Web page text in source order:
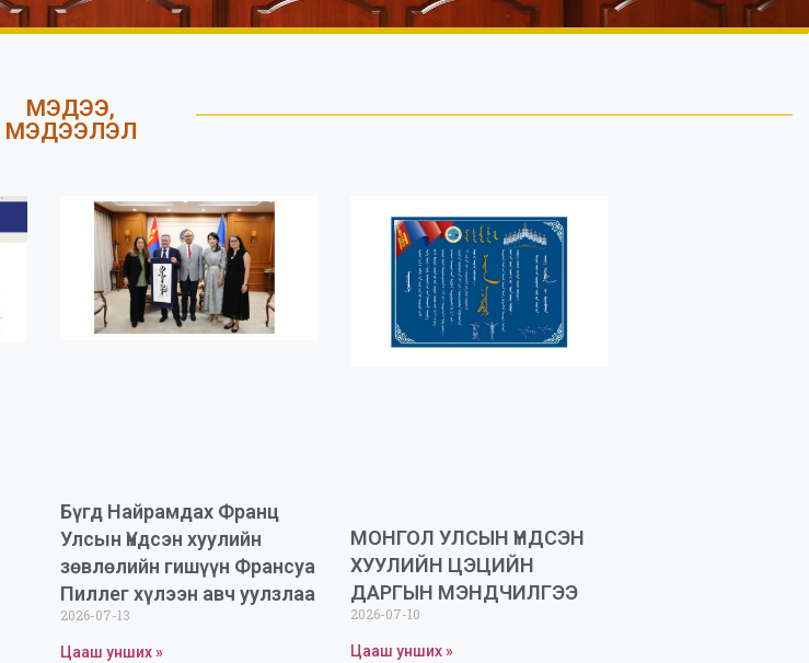
МЭДЭЭ,
МЭДЭЭЛЭЛ
Бүгд Найрамдах Франц
Улсын Үндсэн хуулийн
зөвлөлийн гишүүн Франсуа
Пиллег хүлээн авч уулзлаа
2026-07-13
Цааш унших »
МОНГОЛ УЛСЫН ҮНДСЭН
ХУУЛИЙН ЦЭЦИЙН
ДАРГЫН МЭНДЧИЛГЭЭ
2026-07-10
Цааш унших »